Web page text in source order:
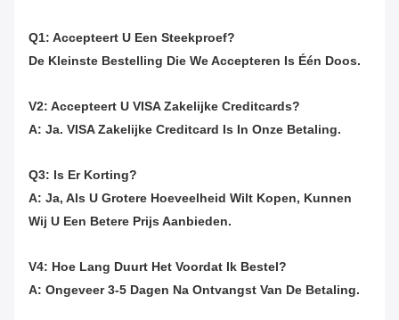
Q1: Accepteert U Een Steekproef?
De Kleinste Bestelling Die We Accepteren Is Één Doos.
V2: Accepteert U VISA Zakelijke Creditcards?
A: Ja. VISA Zakelijke Creditcard Is In Onze Betaling.
Q3: Is Er Korting?
A: Ja, Als U Grotere Hoeveelheid Wilt Kopen, Kunnen
Wij U Een Betere Prijs Aanbieden.
V4: Hoe Lang Duurt Het Voordat Ik Bestel?
A: Ongeveer 3-5 Dagen Na Ontvangst Van De Betaling.